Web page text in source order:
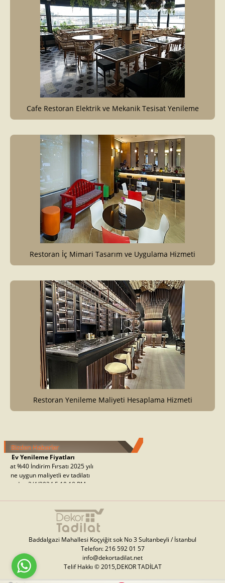
Cafe Restoran Elektrik ve Mekanik Tesisat Yenileme
Restoran İç Mimari Tasarım ve Uygulama Hizmeti
Restoran Yenileme Maliyeti Hesaplama Hizmeti
Bizden Haberler
Ev Yenileme Fiyatları
%40 İndirim Fırsatı 2025 yılı
uygun maliyetli ev tadilatı
2/4/2024 5:10:18 PM
Baddalgazi Mahallesi Koçyiğit sok No 3 Sultanbeyli / İstanbul
Telefon: 216 592 01 57
info@dekortadilat.net
Telif Hakkı © 2015,DEKOR TADİLAT